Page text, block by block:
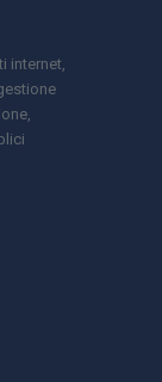
internet,